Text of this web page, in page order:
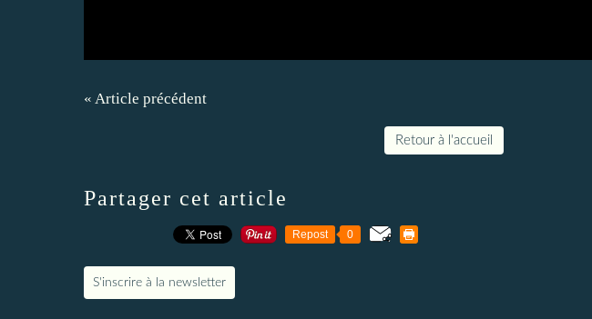
« Article précédent
Retour à l'accueil
Partager cet article
Repost 0
S'inscrire à la newsletter